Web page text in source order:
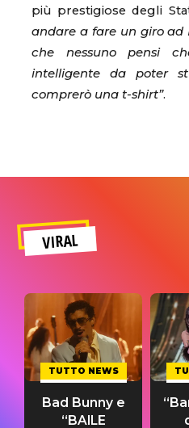
più prestigiose degli
andare a fare un giro ad
che nessuno pensi
intelligente da poter
comprerò una t-shirt”.
VIRAL
TUTTO NEWS
Bad Bunny e
“BAILE